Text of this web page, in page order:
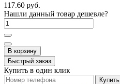
117.60 руб.
Нашли данный товар дешевле?
В корзину
Быстрый заказ
Купить в один клик
Купить